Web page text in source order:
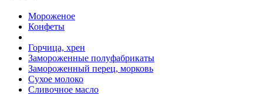
Мороженое
Конфеты
Горчица, хрен
Замороженные полуфабрикаты
Замороженный перец, морковь
Сухое молоко
Сливочное масло